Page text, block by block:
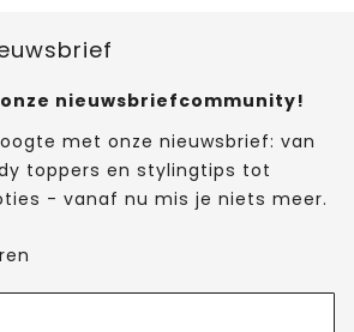
nieuwsbriefcommunity!
met onze nieuwsbrief: van
toppers en stylingtips tot
- vanaf nu mis je niets meer.